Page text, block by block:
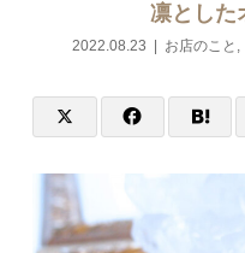
凛とした
2022.08.23 お店のこと ,